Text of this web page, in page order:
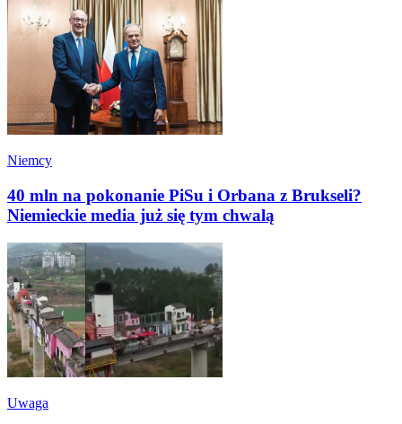
Niemcy
40 mln na pokonanie PiSu i Orbana z Brukseli?
Niemieckie media już się tym chwalą
Uwaga